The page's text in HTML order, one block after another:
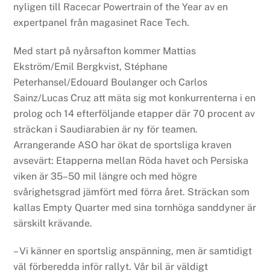
nyligen till Racecar Powertrain of the Year av en
expertpanel från magasinet Race Tech.
Med start på nyårsafton kommer Mattias
Ekström/Emil Bergkvist, Stéphane
Peterhansel/Edouard Boulanger och Carlos
Sainz/Lucas Cruz att mäta sig mot konkurrenterna i en
prolog och 14 efterföljande etapper där 70 procent av
sträckan i Saudiarabien är ny för teamen.
Arrangerande ASO har ökat de sportsliga kraven
avsevärt: Etapperna mellan Röda havet och Persiska
viken är 35–50 mil längre och med högre
svårighetsgrad jämfört med förra året. Sträckan som
kallas Empty Quarter med sina tornhöga sanddyner är
särskilt krävande.
– Vi känner en sportslig anspänning, men är samtidigt
väl förberedda inför rallyt. Vår bil är väldigt